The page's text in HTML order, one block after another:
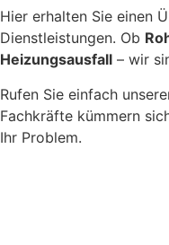
Hier erhalten Sie einen
Dienstleistungen. Ob
Heizungsausfall – wir
Rufen Sie einfach
Fachkräfte kümmern
Ihr Problem.